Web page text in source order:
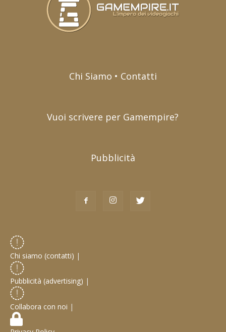
Chi Siamo • Contatti
Vuoi scrivere per Gamempire?
Pubblicità
Chi siamo (contatti) |
Pubblicità (advertising) |
Collabora con noi |